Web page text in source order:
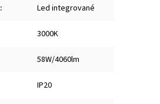
: Led integrované
3000K
58W/4060lm
IP20